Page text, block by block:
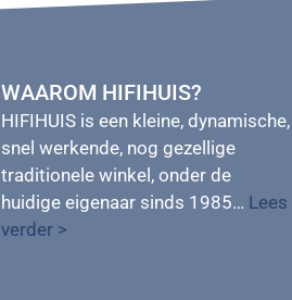
WAAROM HIFIHUIS?
HIFIHUIS is een kleine, dynamische,
snel werkende, nog gezellige
traditionele winkel, onder de
huidige eigenaar sinds 1985… Lees
verder >